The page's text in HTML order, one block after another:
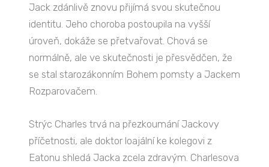
Jack zdánlivě znovu přijímá svou skutečnou
identitu. Jeho choroba postoupila na vyšší
úroveň, dokáže se přetvařovat. Chová se
normálně, ale ve skutečnosti je přesvědčen, že
se stal starozákonním Bohem pomsty a Jackem
Rozparovačem.
Strýc Charles trvá na přezkoumání Jackovy
příčetnosti, ale doktor loajální ke kolegovi z
Eatonu shledá Jacka zcela zdravým. Charlesova